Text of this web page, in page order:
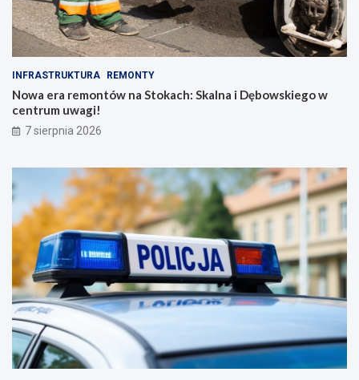
INFRASTRUKTURA REMONTY
Nowa era remontów na Stokach: Skalna i Dębowskiego w
centrum uwagi!
7 sierpnia 2026